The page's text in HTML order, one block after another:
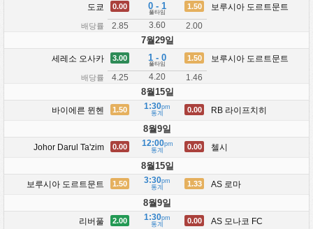
도쿄
배당률
0.00
2.85
0 - 1
풀타임
3.60
1.50
2.00
보루시아 도르트문트
7월29일
세레소 오사카
배당률
3.00
4.25
1 - 0
풀타임
4.20
1.50
1.46
보루시아 도르트문트
8월15일
바이에른 뮌헨 1.50 1:30pm
통계
0.00 RB 라이프치히
8월9일
Johor Darul Ta'zim 0.00 12:00pm
통계
0.00 첼시
8월15일
보루시아 도르트문트 1.50 3:30pm
통계
1.33 AS 로마
8월9일
리버풀 2.00 1:30pm
통계
0.00 AS 모나코 FC